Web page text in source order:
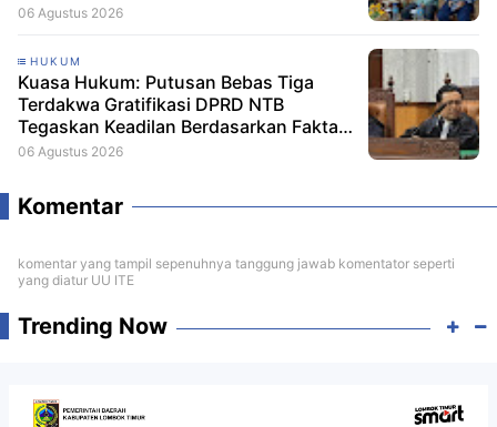
06 Agustus 2026
HUKUM
Kuasa Hukum: Putusan Bebas Tiga
Terdakwa Gratifikasi DPRD NTB
Tegaskan Keadilan Berdasarkan Fakta
Persidangan
06 Agustus 2026
Komentar
komentar yang tampil sepenuhnya tanggung jawab komentator seperti
yang diatur UU ITE
Trending Now